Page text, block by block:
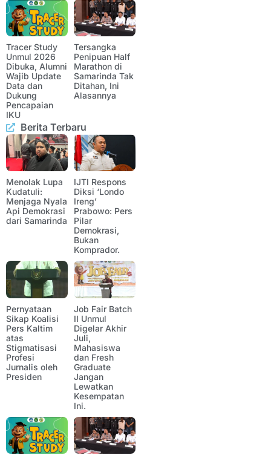
Tracer Study
Unmul 2026
Dibuka, Alumni
Wajib Update
Data dan
Dukung
Pencapaian
IKU
Tersangka
Penipuan Half
Marathon di
Samarinda Tak
Ditahan, Ini
Alasannya
Berita Terbaru
Menolak Lupa
Kudatuli:
Menjaga Nyala
Api Demokrasi
dari Samarinda
IJTI Respons
Diksi ‘Londo
Ireng’
Prabowo: Pers
Pilar
Demokrasi,
Bukan
Komprador.
Pernyataan
Sikap Koalisi
Pers Kaltim
atas
Stigmatisasi
Profesi
Jurnalis oleh
Presiden
Job Fair Batch
II Unmul
Digelar Akhir
Juli,
Mahasiswa
dan Fresh
Graduate
Jangan
Lewatkan
Kesempatan
Ini.